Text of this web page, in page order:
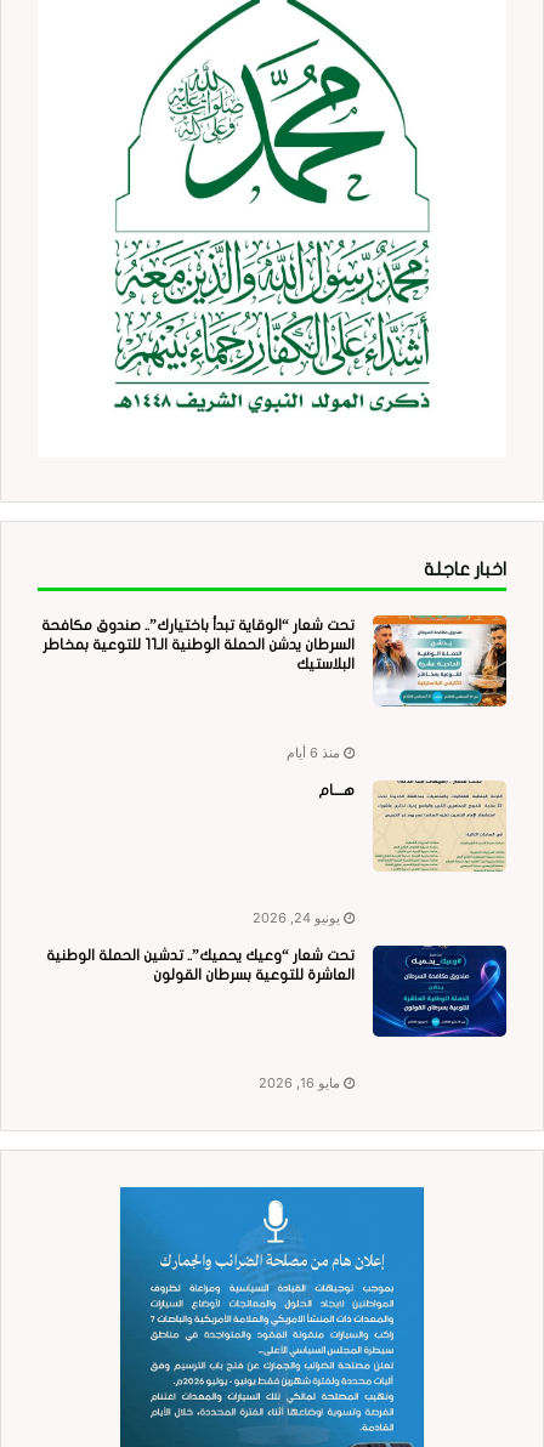
اخبار عاجلة
تحت شعار “الوقاية تبدأ باختيارك”.. صندوق مكافحة
السرطان يدشن الحملة الوطنية الـ11 للتوعية بمخاطر
البلاستيك
منذ 6 أيام
هــــام
يونيو 24, 2026
تحت شعار “وعيك يحميك”.. تدشين الحملة الوطنية
العاشرة للتوعية بسرطان القولون
مايو 16, 2026